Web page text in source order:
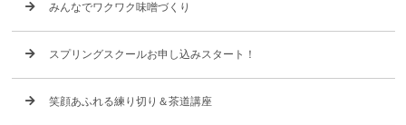
みんなでワクワク味噌づくり
スプリングスクールお申し込みスタート！
笑顔あふれる練り切り＆茶道講座